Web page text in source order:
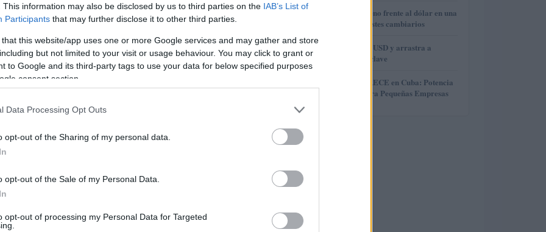
This information may also be disclosed by us to third parties on the IAB’s List of
Participants that may further disclose it to other third parties.
that this website/app uses one or more Google services and may gather and store
but not limited to your visit or usage behaviour. You may click to grant or
to Google and its third-party tags to use your data for below specified purposes
consent section.
Data Processing Opt Outs
opt-out of the Sharing of my personal data.
opt-out of the Sale of my Personal Data.
opt-out of processing my Personal Data for Targeted
enfrentado las mayores dificultades, con un
los niveles previos a la pandemia, principalmente
3
El euro cede terreno frente al dólar en una
semana de contrastes cambiarios
4 Brent cae a 91.82 USD y arrastra a
materias primas clave
5
Microcréditos CRECE en Cuba: Potencia
y Crecimiento para Pequeñas Empresas